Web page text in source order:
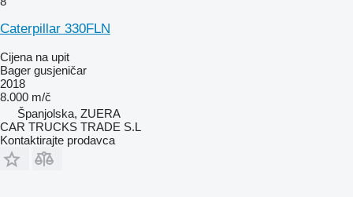
Caterpillar 330FLN
Cijena na upit
Bager gusjeničar
2018
8.000 m/č
Španjolska, ZUERA
CAR TRUCKS TRADE S.L
Kontaktirajte prodavca